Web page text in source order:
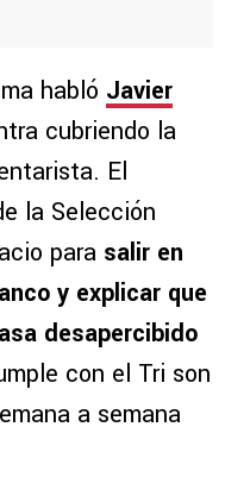
habló Javier
cubriendo la
El
la Selección
para salir en
y explicar que
desapercibido
con el Tri son
a semana